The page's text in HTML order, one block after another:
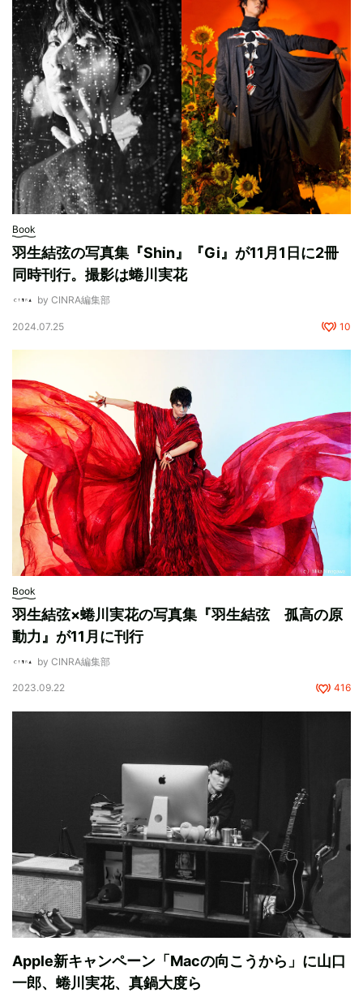
Book
羽生結弦の写真集『Shin』『Gi』が11月1日に2冊
同時刊行。撮影は蜷川実花
by CINRA編集部
2024.07.25 10
Book
羽生結弦×蜷川実花の写真集『羽生結弦 孤高の原
動力』が11月に刊行
by CINRA編集部
2023.09.22 416
Apple新キャンペーン「Macの向こうから」に山口
一郎、蜷川実花、真鍋大度ら